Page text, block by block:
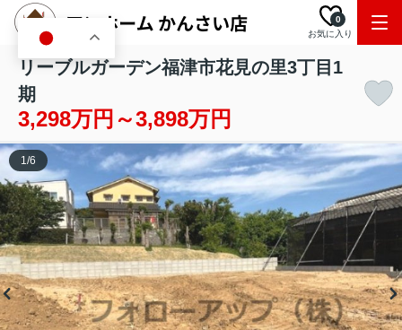
お気に入り
0
リーブルガーデン福津市花見の里3丁目1
期
3,298万円～3,898万円
1/6